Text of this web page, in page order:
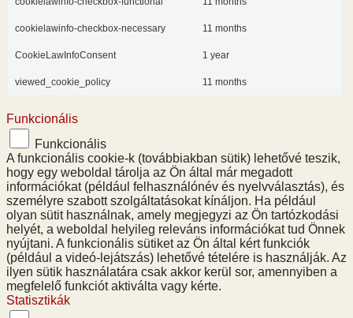
cookielawinfo-checkbox-necessary 11 months
CookieLawInfoConsent 1 year
viewed_cookie_policy 11 months
Funkcionális
Funkcionális
A funkcionális cookie-k (továbbiakban sütik) lehetővé teszik,
hogy egy weboldal tárolja az Ön által már megadott
információkat (például felhasználónév és nyelvválasztás), és
személyre szabott szolgáltatásokat kínáljon. Ha például
olyan sütit használnak, amely megjegyzi az Ön tartózkodási
helyét, a weboldal helyileg releváns információkat tud Önnek
nyújtani. A funkcionális sütiket az Ön által kért funkciók
(például a videó-lejátszás) lehetővé tételére is használják. Az
ilyen sütik használatára csak akkor kerül sor, amennyiben a
megfelelő funkciót aktiválta vagy kérte.
Statisztikák